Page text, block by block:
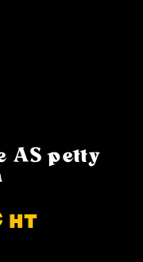
AS petty
HT